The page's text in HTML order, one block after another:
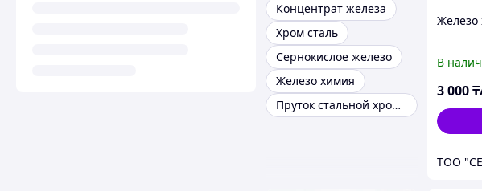
Концентрат железа
Хром сталь
Сернокислое железо
Железо химия
Пруток стальной хромированный
Железо
В
3 000
ТОО